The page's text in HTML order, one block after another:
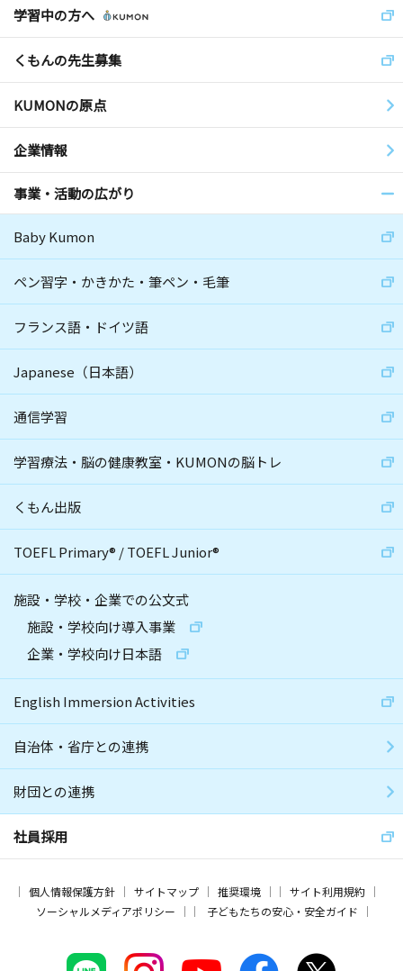
学習中の方へ
くもんの先生募集
KUMONの原点
企業情報
事業・活動の広がり
Baby Kumon
ペン習字・かきかた・筆ペン・毛筆
フランス語・ドイツ語
Japanese（日本語）
通信学習
学習療法・脳の健康教室・KUMONの脳トレ
くもん出版
TOEFL Primary® /TOEFL Junior®
施設・学校・企業での公文式
施設・学校向け導入事業
企業・学校向け日本語
English Immersion Activities
自治体・省庁との連携
財団との連携
社員採用
個人情報保護方針 サイトマップ 推奨環境
サイト利用規約
ソーシャルメディアポリシー
子どもたちの安心・安全ガイド